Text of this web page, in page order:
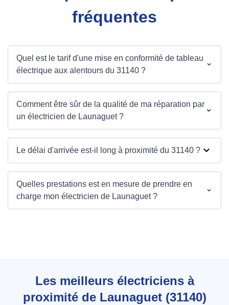
fréquentes
Quel est le tarif d'une mise en conformité de tableau
électrique aux alentours du 31140 ?
Comment être sûr de la qualité de ma réparation par
un électricien de Launaguet ?
Le délai d'arrivée est-il long à proximité du 31140 ?
Quelles prestations est en mesure de prendre en
charge mon électricien de Launaguet ?
Les meilleurs électriciens à
proximité de Launaguet (31140)